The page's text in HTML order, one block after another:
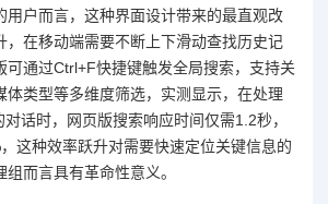
用户而言，这种界面设计带来的最直观改
，在移动端需要不断上下滑动查找历史记
可通过Ctrl+F快捷键触发全局搜索，支持关
体类型等多维度筛选，实测显示，在处理
话时，网页版搜索响应时间仅需1.2秒，
这种效率跃升对需要快速定位关键信息的
而言具有革命性意义。